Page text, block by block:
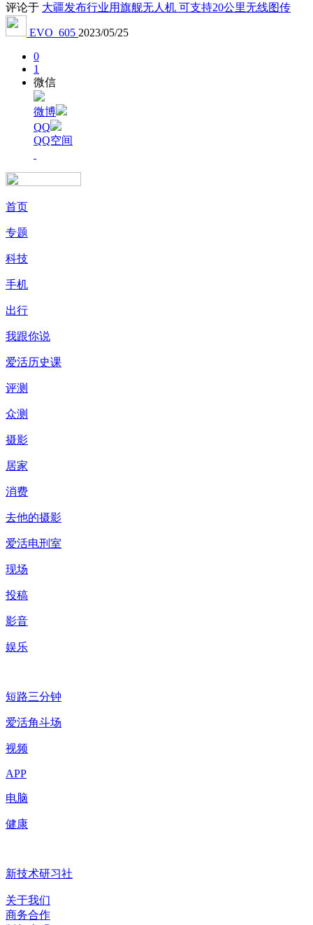
评论于 大疆发布行业用旗舰无人机 可支持20公里无线图传
EVO_605 2023/05/25
0
1
微信
微博
QQ
QQ空间
首页
专题
科技
手机
出行
我跟你说
爱活历史课
评测
众测
摄影
居家
消费
去他的摄影
爱活电刑室
现场
投稿
影音
娱乐
短路三分钟
爱活角斗场
视频
APP
电脑
健康
新技术研习社
关于我们
商务合作